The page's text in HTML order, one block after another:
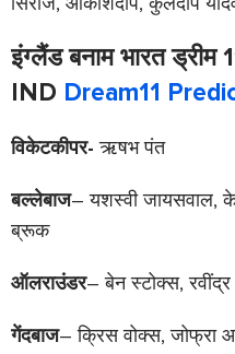
इंग्लैंड बनाम भारत ड्रीम
IND Dream11
विकेटकीपर- ऋषभ पंत
बल्लेबाज– यशस्वी जायसवाल,
ब्रूक
ऑलराउंडर– बेन स्टोक्स,
गेंदबाज– क्रिस वोक्स, जोफ्रा